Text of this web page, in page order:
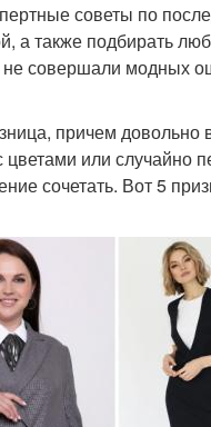
советы по
а также подбирать
совершали модных
причем довольно
или случайно
сочетать. Вот 5